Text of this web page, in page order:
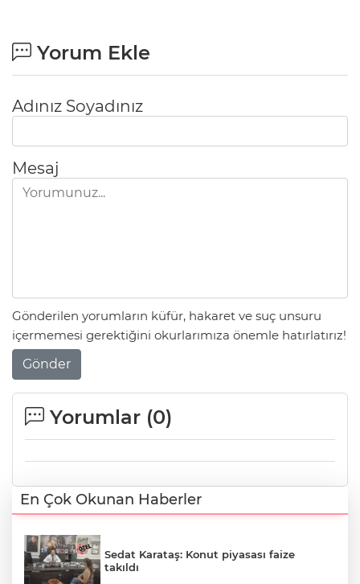
Yorum Ekle
Adınız Soyadınız
Mesaj
Gönderilen yorumların küfür, hakaret ve suç unsuru
içermemesi gerektiğini okurlarımıza önemle hatırlatırız!
Gönder
Yorumlar (0)
En Çok Okunan Haberler
Sedat Karataş: Konut piyasası faize
takıldı